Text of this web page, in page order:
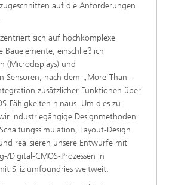
auf die Anforderungen
sich auf hochkomplexe
Bauelemente, einschließlich
(Microdisplays) und
Sensoren, nach dem „More-Than-
zusätzlicher Funktionen über
Fähigkeiten hinaus. Um dies zu
industriegängige Designmethoden
Layout-Design
realisieren unsere Entwürfe mit
Digital-CMOS-Prozessen in
Siliziumfoundries weltweit.